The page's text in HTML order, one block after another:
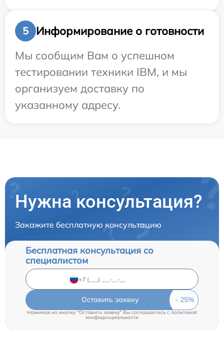
5
Информирование о готовности
Мы сообщим Вам о успешном
тестировании техники IBM, и мы
организуем доставку по
указанному адресу.
Нужна консультация?
Закажите бесплатную консультацию
Бесплатная консультация со
специалистом
Оставить заявку
Нажимая на кнопку "Оставить заявку" Вы соглашаетесь c политикой
конфиденциальности